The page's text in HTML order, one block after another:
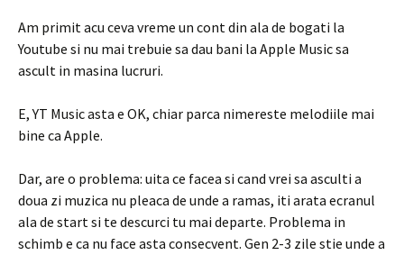
Am primit acu ceva vreme un cont din ala de bogati la
Youtube si nu mai trebuie sa dau bani la Apple Music sa
ascult in masina lucruri.
E, YT Music asta e OK, chiar parca nimereste melodiile mai
bine ca Apple.
Dar, are o problema: uita ce facea si cand vrei sa asculti a
doua zi muzica nu pleaca de unde a ramas, iti arata ecranul
ala de start si te descurci tu mai departe. Problema in
schimb e ca nu face asta consecvent. Gen 2-3 zile stie unde a